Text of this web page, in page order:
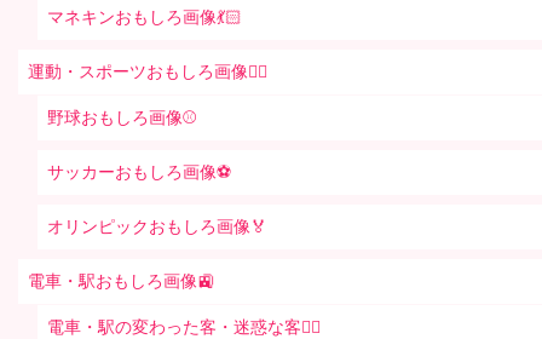
マネキンおもしろ画像💃🏻
運動・スポーツおもしろ画像🏃‍♂️
野球おもしろ画像⚾
サッカーおもしろ画像⚽️
オリンピックおもしろ画像🏅
電車・駅おもしろ画像🚉
電車・駅の変わった客・迷惑な客🤦‍♀️